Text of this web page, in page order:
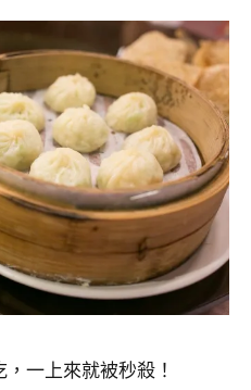
一上來就被秒殺！